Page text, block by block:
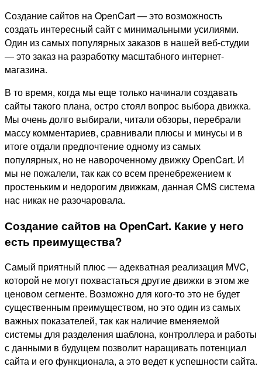
Создание сайтов на OpenCart — это возможность
создать интересный сайт с минимальными усилиями.
Один из самых популярных заказов в нашей веб-студии
— это заказ на разработку масштабного интернет-
магазина.
В то время, когда мы еще только начинали создавать
сайты такого плана, остро стоял вопрос выбора движка.
Мы очень долго выбирали, читали обзоры, перебрали
массу комментариев, сравнивали плюсы и минусы и в
итоге отдали предпочтение одному из самых
популярных, но не навороченному движку OpenCart. И
мы не пожалели, так как со всем пренебрежением к
простеньким и недорогим движкам, данная CMS система
нас никак не разочаровала.
Создание сайтов на OpenCart. Какие у него
есть преимущества?
Самый приятный плюс — адекватная реализация MVC,
которой не могут похвастаться другие движки в этом же
ценовом сегменте. Возможно для кого-то это не будет
существенным преимуществом, но это один из самых
важных показателей, так как наличие вменяемой
системы для разделения шаблона, контроллера и работы
с данными в будущем позволит наращивать потенциал
сайта и его функционала, а это ведет к успешности сайта.